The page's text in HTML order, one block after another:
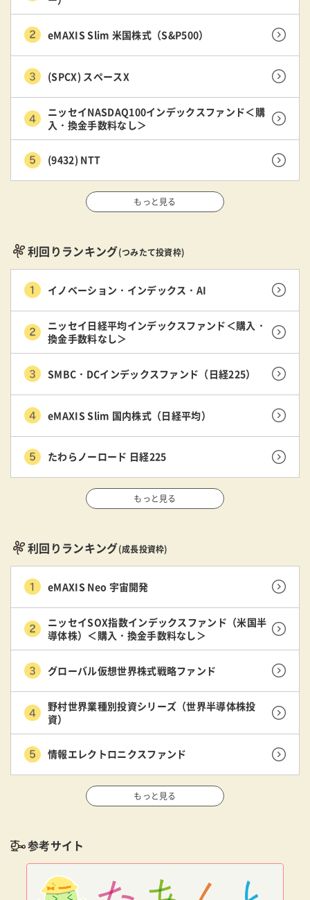
eMAXIS Slim 米国株式（S&P500）
(SPCX) スペースX
ニッセイNASDAQ100インデックスファンド＜購
入・換金手数料なし＞
(9432) NTT
もっと見る
利回りランキング(つみたて投資枠)
イノベーション・インデックス・AI
ニッセイ日経平均インデックスファンド＜購入・
換金手数料なし＞
SMBC・DCインデックスファンド（日経225）
eMAXIS Slim 国内株式（日経平均）
たわらノーロード 日経225
もっと見る
利回りランキング(成長投資枠)
eMAXIS Neo 宇宙開発
ニッセイSOX指数インデックスファンド（米国半
導体株）＜購入・換金手数料なし＞
グローバル仮想世界株式戦略ファンド
野村世界業種別投資シリーズ（世界半導体株投
資）
情報エレクトロニクスファンド
もっと見る
参考サイト